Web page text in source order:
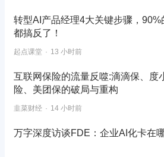
转型AI产品经理4大关键步骤，90%
都搞反了！
起点课堂 13 小时前
互联网保险的流量反噬:滴滴保、度
险、美团保的破局与重构
韭菜财经 14 小时前
万字深度访谈FDE：企业AI化卡在